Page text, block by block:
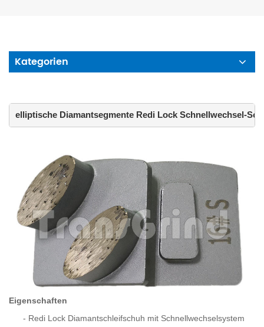
Kategorien
elliptische Diamantsegmente Redi Lock Schnellwechsel-
Eigenschaften
- Redi Lock Diamantschleifschuh mit Schnellwechselsystem